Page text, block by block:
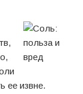
ее извне.